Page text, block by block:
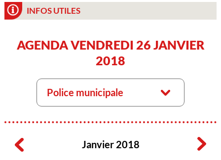
INFOS UTILES
AGENDA VENDREDI 26 JANVIER
2018
Police municipale
Janvier 2018